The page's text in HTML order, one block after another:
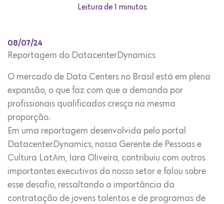
Leitura de 1 minutos
08/07/24
Reportagem do DatacenterDynamics
O mercado de Data Centers no Brasil está em plena
expansão, o que faz com que a demanda por
profissionais qualificados cresça na mesma
proporção.
Em uma reportagem desenvolvida pelo portal
DatacenterDynamics, nossa Gerente de Pessoas e
Cultura LatAm, Iara Oliveira, contribuiu com outros
importantes executivos do nosso setor e falou sobre
esse desafio, ressaltando a importância da
contratação de jovens talentos e de programas de